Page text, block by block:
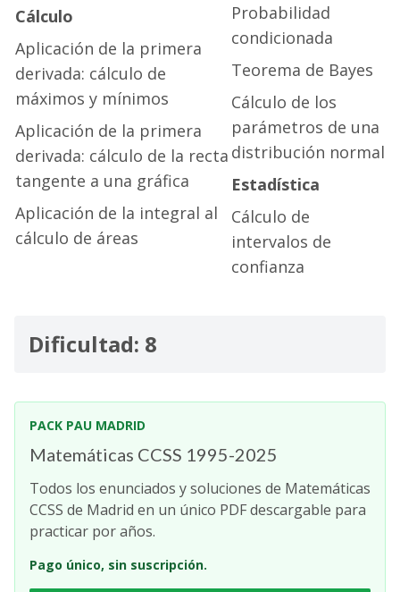
Cálculo
Aplicación de la primera
derivada: cálculo de
máximos y mínimos
Aplicación de la primera
derivada: cálculo de la recta
tangente a una gráfica
Aplicación de la integral al
cálculo de áreas
Probabilidad
condicionada
Teorema de Bayes
Cálculo de los
parámetros de una
distribución normal
Estadística
Cálculo de
intervalos de
confianza
Dificultad: 8
PACK PAU MADRID
Matemáticas CCSS 1995-2025
Todos los enunciados y soluciones de Matemáticas
CCSS de Madrid en un único PDF descargable para
practicar por años.
Pago único, sin suscripción.